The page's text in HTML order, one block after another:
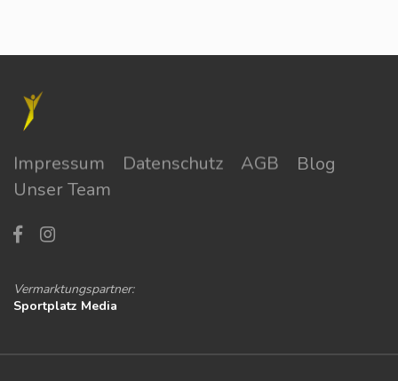
Impressum Datenschutz AGB
Blog
Unser Team
Vermarktungspartner:
Sportplatz Media